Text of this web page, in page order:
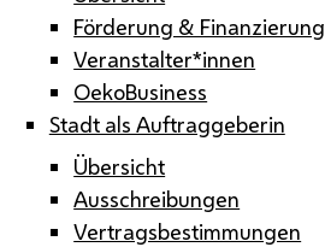
Förderung & Finanzierung
Veranstalter*innen
OekoBusiness
Stadt als Auftraggeberin
Übersicht
Ausschreibungen
Vertragsbestimmungen